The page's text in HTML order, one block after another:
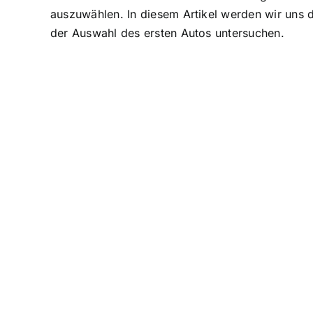
auszuwählen. In diesem Artikel werden wir uns
der Auswahl des ersten Autos untersuchen.